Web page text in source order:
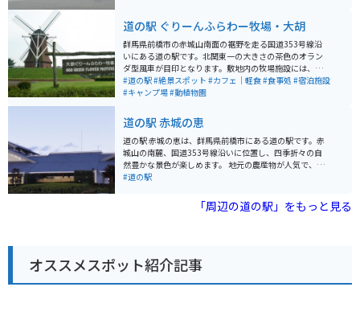
車場にバイク専用の駐車スペースがあります。 周辺に
は、草木ダムやわたらせ渓谷鐵道など、自然豊かな観光
スポットが多く点在しているので、ツーリングの拠点と
しても最適です。 地元の名産品としては、こんにゃくや
麦きりなどの麺類、ゆばなどが有名です。 また、道の駅
周辺には、これらの名産品を販売する店や、地元食材を
道の駅 ぐりーんふらわー牧場・大胡
群馬県前橋市の赤城山南面の裾野を走る国道353号線沿
いにある道の駅です。北関東一の大きさの茶色のオラン
ダ型風車が目印となります。敷地内の牧場施設には、牛
や、羊、ポニーが、のんびりと草を食べています。ロー
ラーすべり台やアスレチック風の遊具も点在しており、
す。また、11棟のバンガローを備えたキャンプ場を併設
しています。
#道の駅#絶景スポット #カフェ｜軽食#食事処 #宿泊施設
#キャンプ場#動植物園
道の駅 赤城の恵
道の駅 赤城の恵は、群馬県前橋市にある道の駅です。赤
城山の南麓、国道353号線沿いに位置し、四季折々の自
然豊かな景色が楽しめます。 地元の農産物が人気で、特
に新鮮な野菜はおすすめです。お土産には、赤城山麓で
トランでは、地元の食材を使った料理が楽しめます。 バ
イクで訪れる際は、広々とした駐車場があるので安心で
#道の駅
「周辺の道の駅」をもっと見る
オススメスポット紹介記事